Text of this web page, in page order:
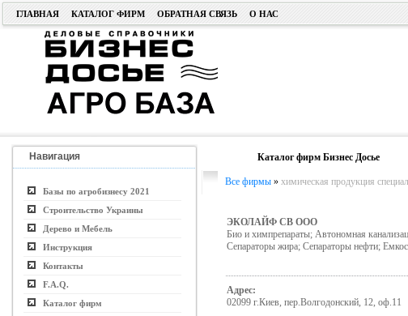
ГЛАВНАЯ КАТАЛОГ ФИРМ ОБРАТНАЯ СВЯЗЬ О НАС
Навигация
Базы по агробизнесу 2021
Строительство Украины
Дерево и Мебель
Инструкция
Контакты
F.A.Q.
Каталог фирм
Каталог фирм Бизнес Досье
Все фирмы» химическая продукция
ЭКОЛАЙФ СВ ООО
Био и химпрепараты; Автономная
Сепараторы жира; Сепараторы нефти;
Адрес:
02099 г.Киев, пер.Волгодонский, 12, оф.11